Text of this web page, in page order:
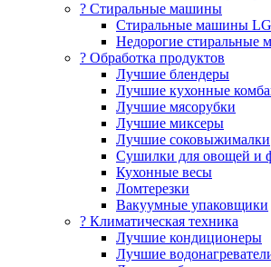
? Стиральные машины
Стиральные машины LG
Недорогие стиральные
? Обработка продуктов
Лучшие блендеры
Лучшие кухонные
Лучшие мясорубки
Лучшие миксеры
Лучшие соковыжималки
Сушилки для овощей и
Кухонные весы
Ломтерезки
Вакуумные упаковщики
?️ Климатическая техника
Лучшие кондиционеры
Лучшие